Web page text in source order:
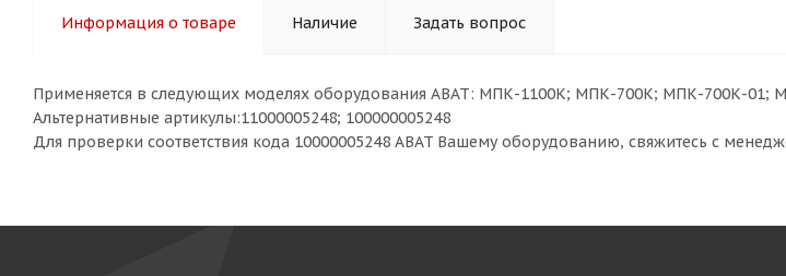
Информация о товаре Наличие Задать вопрос
Применяется в следующих моделях оборудования ABAT: МПК-1100К; МПК-700К; МПК-700К-01;
Альтернативные артикулы:11000005248; 100000005248
Для проверки соответствия кода 10000005248 ABAT Вашему оборудованию, свяжитесь с